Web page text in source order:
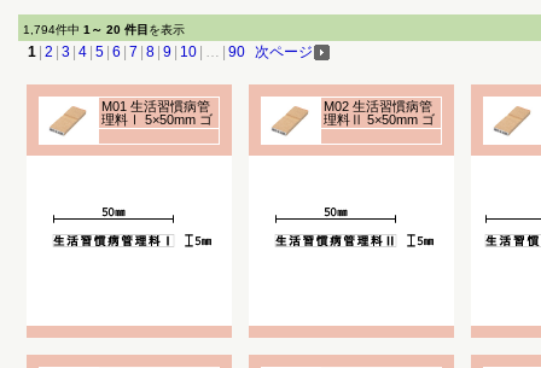
1,794件中 1～ 20 件目 を表示
1 2 3 4 5 6 7 8 9 10 … 90 次ページ
M01 生活習慣病管
理料Ⅰ 5×50mm ゴ
ム印
M02 生活習慣病管
理料Ⅱ 5×50mm ゴ
ム印